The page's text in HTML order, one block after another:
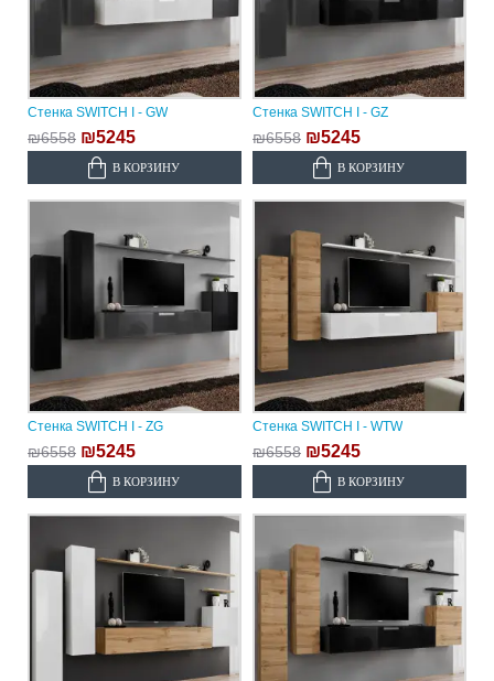
Стенка SWITCH I - GW
₪6558 ₪5245
В КОРЗИНУ
Стенка SWITCH I - GZ
₪6558 ₪5245
В КОРЗИНУ
Стенка SWITCH I - ZG
₪6558 ₪5245
В КОРЗИНУ
Стенка SWITCH I - WTW
₪6558 ₪5245
В КОРЗИНУ